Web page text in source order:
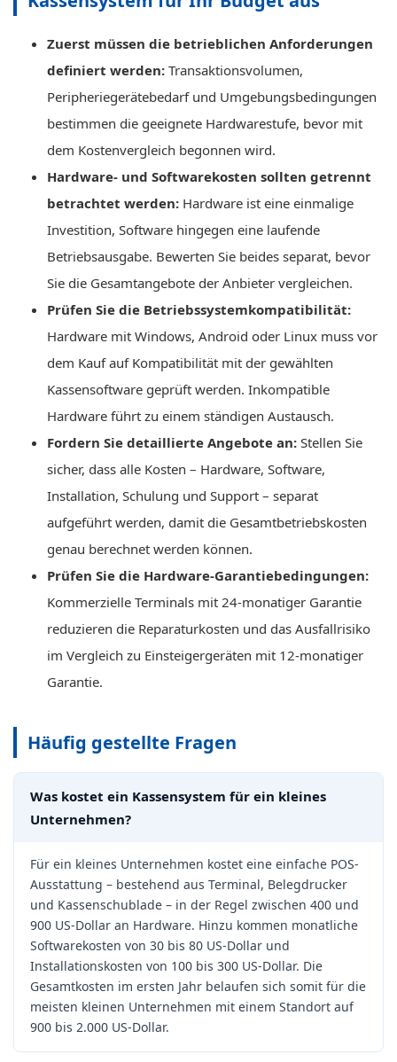
Zuerst müssen die betrieblichen Anforderungen
definiert werden: Transaktionsvolumen,
Peripheriegerätebedarf und Umgebungsbedingungen
bestimmen die geeignete Hardwarestufe, bevor mit
dem Kostenvergleich begonnen wird.
Hardware- und Softwarekosten sollten getrennt
betrachtet werden: Hardware ist eine einmalige
Investition, Software hingegen eine laufende
Betriebsausgabe. Bewerten Sie beides separat, bevor
Sie die Gesamtangebote der Anbieter vergleichen.
Prüfen Sie die Betriebssystemkompatibilität:
Hardware mit Windows, Android oder Linux muss vor
dem Kauf auf Kompatibilität mit der gewählten
Kassensoftware geprüft werden. Inkompatible
Hardware führt zu einem ständigen Austausch.
Fordern Sie detaillierte Angebote an: Stellen Sie
sicher, dass alle Kosten – Hardware, Software,
Installation, Schulung und Support – separat
aufgeführt werden, damit die Gesamtbetriebskosten
genau berechnet werden können.
Prüfen Sie die Hardware-Garantiebedingungen:
Kommerzielle Terminals mit 24-monatiger Garantie
reduzieren die Reparaturkosten und das Ausfallrisiko
im Vergleich zu Einsteigergeräten mit 12-monatiger
Garantie.
Häufig gestellte Fragen
Was kostet ein Kassensystem für ein kleines
Unternehmen?
Für ein kleines Unternehmen kostet eine einfache POS-
Ausstattung – bestehend aus Terminal, Belegdrucker
und Kassenschublade – in der Regel zwischen 400 und
900 US-Dollar an Hardware. Hinzu kommen monatliche
Softwarekosten von 30 bis 80 US-Dollar und
Installationskosten von 100 bis 300 US-Dollar. Die
Gesamtkosten im ersten Jahr belaufen sich somit für die
meisten kleinen Unternehmen mit einem Standort auf
900 bis 2.000 US-Dollar.